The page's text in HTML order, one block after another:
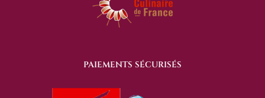
PAIEMENTS SÉCURISÉS